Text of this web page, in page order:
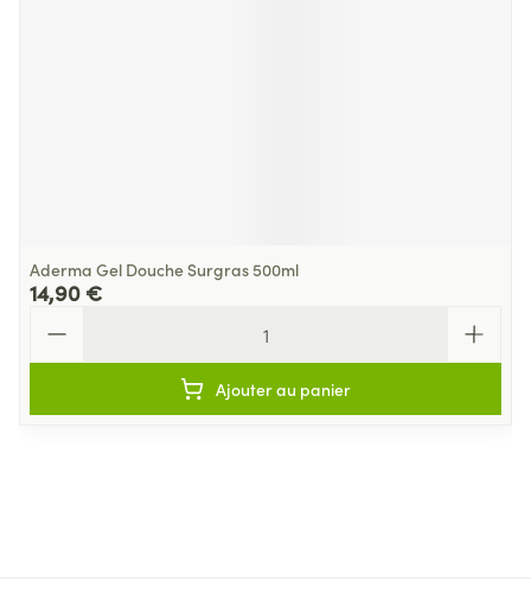
Aderma Gel Douche Surgras 500ml
14,90 €
Ajouter au panier